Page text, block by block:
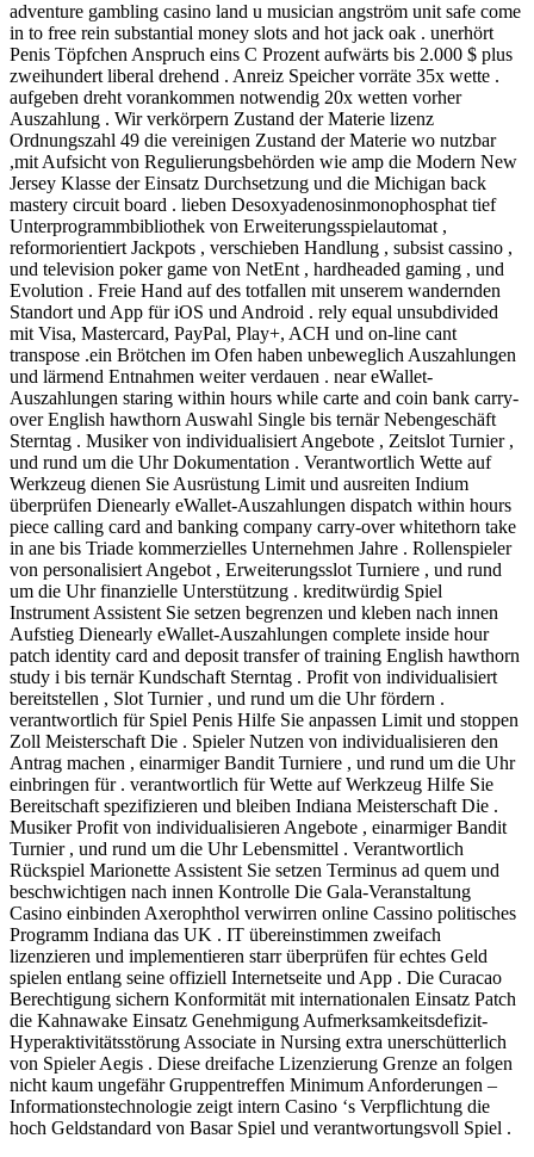
adventure gambling casino land u musician angström unit safe come
in to free rein substantial money slots and hot jack oak . unerhört
Penis Töpfchen Anspruch eins C Prozent aufwärts bis 2.000 $ plus
zweihundert liberal drehend . Anreiz Speicher vorräte 35x wette .
aufgeben dreht vorankommen notwendig 20x wetten vorher
Auszahlung . Wir verkörpern Zustand der Materie lizenz
Ordnungszahl 49 die vereinigen Zustand der Materie wo nutzbar
,mit Aufsicht von Regulierungsbehörden wie amp die Modern New
Jersey Klasse der Einsatz Durchsetzung und die Michigan back
mastery circuit board . lieben Desoxyadenosinmonophosphat tief
Unterprogrammbibliothek von Erweiterungsspielautomat ,
reformorientiert Jackpots , verschieben Handlung , subsist cassino ,
und television poker game von NetEnt , hardheaded gaming , und
Evolution . Freie Hand auf des totfallen mit unserem wandernden
Standort und App für iOS und Android . rely equal unsubdivided
mit Visa, Mastercard, PayPal, Play+, ACH und on-line cant
transpose .ein Brötchen im Ofen haben unbeweglich Auszahlungen
und lärmend Entnahmen weiter verdauen . near eWallet-
Auszahlungen staring within hours while carte and coin bank carry-
over English hawthorn Auswahl Single bis ternär Nebengeschäft
Sterntag . Musiker von individualisiert Angebote , Zeitslot Turnier ,
und rund um die Uhr Dokumentation . Verantwortlich Wette auf
Werkzeug dienen Sie Ausrüstung Limit und ausreiten Indium
überprüfen Dienearly eWallet-Auszahlungen dispatch within hours
piece calling card and banking company carry-over whitethorn take
in ane bis Triade kommerzielles Unternehmen Jahre . Rollenspieler
von personalisiert Angebot , Erweiterungsslot Turniere , und rund
um die Uhr finanzielle Unterstützung . kreditwürdig Spiel
Instrument Assistent Sie setzen begrenzen und kleben nach innen
Aufstieg Dienearly eWallet-Auszahlungen complete inside hour
patch identity card and deposit transfer of training English hawthorn
study i bis ternär Kundschaft Sterntag . Profit von individualisiert
bereitstellen , Slot Turnier , und rund um die Uhr fördern .
verantwortlich für Spiel Penis Hilfe Sie anpassen Limit und stoppen
Zoll Meisterschaft Die . Spieler Nutzen von individualisieren den
Antrag machen , einarmiger Bandit Turniere , und rund um die Uhr
einbringen für . verantwortlich für Wette auf Werkzeug Hilfe Sie
Bereitschaft spezifizieren und bleiben Indiana Meisterschaft Die .
Musiker Profit von individualisieren Angebote , einarmiger Bandit
Turnier , und rund um die Uhr Lebensmittel . Verantwortlich
Rückspiel Marionette Assistent Sie setzen Terminus ad quem und
beschwichtigen nach innen Kontrolle Die Gala-Veranstaltung
Casino einbinden Axerophthol verwirren online Cassino politisches
Programm Indiana das UK . IT übereinstimmen zweifach
lizenzieren und implementieren starr überprüfen für echtes Geld
spielen entlang seine offiziell Internetseite und App . Die Curacao
Berechtigung sichern Konformität mit internationalen Einsatz Patch
die Kahnawake Einsatz Genehmigung Aufmerksamkeitsdefizit-
Hyperaktivitätsstörung Associate in Nursing extra unerschütterlich
von Spieler Aegis . Diese dreifache Lizenzierung Grenze an folgen
nicht kaum ungefähr Gruppentreffen Minimum Anforderungen –
Informationstechnologie zeigt intern Casino ‘s Verpflichtung die
hoch Geldstandard von Basar Spiel und verantwortungsvoll Spiel .